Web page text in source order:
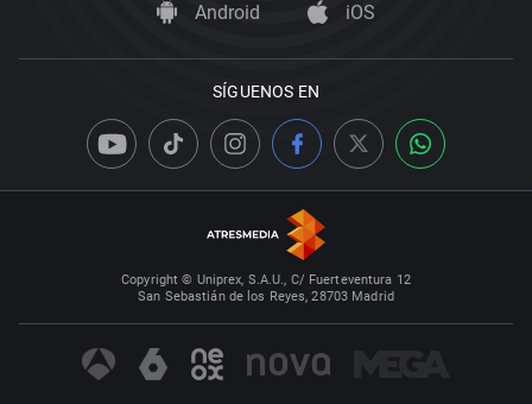
Android iOS
SÍGUENOS EN
Copyright © Uniprex, S.A.U., C/ Fuerteventura 12
San Sebastián de los Reyes, 28703 Madrid